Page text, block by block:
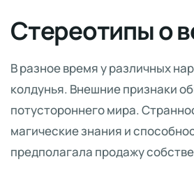
Стереотипы о
В разное время у различных
колдунья. Внешние признаки
потустороннего мира.
магические знания и
предполагала продажу